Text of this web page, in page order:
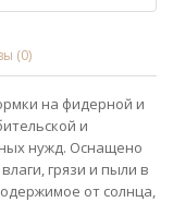
(0)
на фидерной и
и
нужд. Оснащено
грязи и пыли в
от солнца,